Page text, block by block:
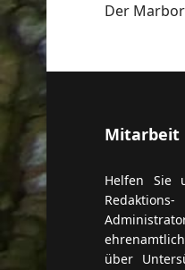
Der
Mitarbeit
Helfen Sie
über